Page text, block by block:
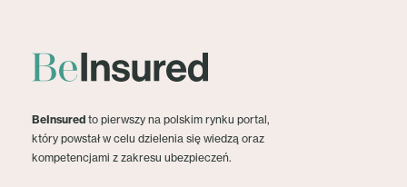
BeInsured to pierwszy na polskim rynku portal,
który powstał w celu dzielenia się wiedzą oraz
kompetencjami z zakresu ubezpieczeń.